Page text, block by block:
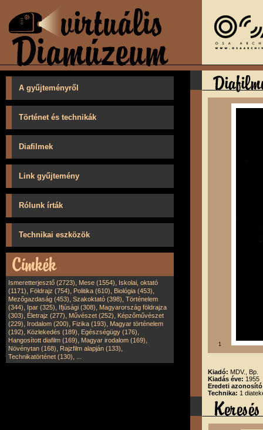
A gyűjteményről
Történet és technikák
Diafilmek
Link gyűjtemény
Rólunk írták
Technikai eszközök
Ismeretterjesztő (2723), Mese (1554), Iskolai, oktató
(1171), Földrajz (754), Politika (610), Biológia (453),
Mezőgazdaság (453), Szakoktató (398), Történelem
(344), Ipar (325), Ifjúsági (308), Magyarország földrajza
(303), Életrajz (277), Művészet (252), Képzőművészet
(229), Irodalom (200), Fizika (193), Magyar történelem
(192), Közlekedés (189), Egészségügy (176),
Hangosított diafilm (169), Magyar irodalom (169),
Növénytan (168), Rajzfilm alapján (133),
Technikatörténet (130),
1
Kiadó: MDV., Bp.
Kiadás éve: 1955
Eredeti
Technika: 1